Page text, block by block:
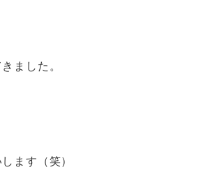
ました。
ます（笑）